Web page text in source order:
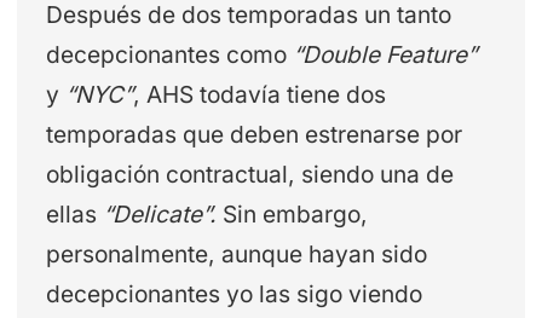
Después de dos temporadas un tanto
decepcionantes como “Double Feature”
y “NYC”, AHS todavía tiene dos
temporadas que deben estrenarse por
obligación contractual, siendo una de
ellas “Delicate”. Sin embargo,
personalmente, aunque hayan sido
decepcionantes yo las sigo viendo